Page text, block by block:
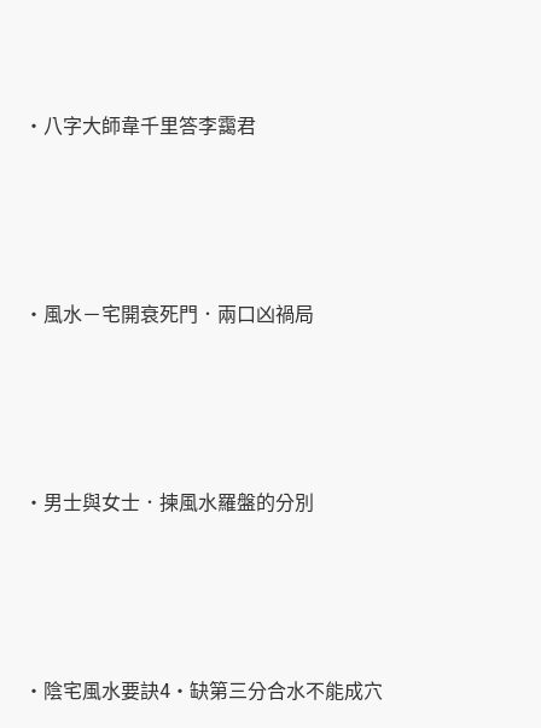
‧八字大師韋千里答李靄君
‧風水－宅開衰死門．兩口凶禍局
‧男士與女士．揀風水羅盤的分別
‧陰宅風水要訣4‧缺第三分合水不能成穴